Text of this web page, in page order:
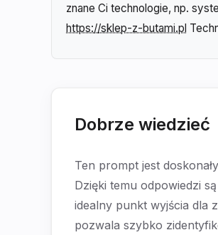
znane Ci technologie, np.
https://sklep-z-butami.pl
Dobrze wiedzieć
Ten prompt jest
Dzięki temu odpowiedzi
idealny punkt wyjścia dla
pozwala szybko